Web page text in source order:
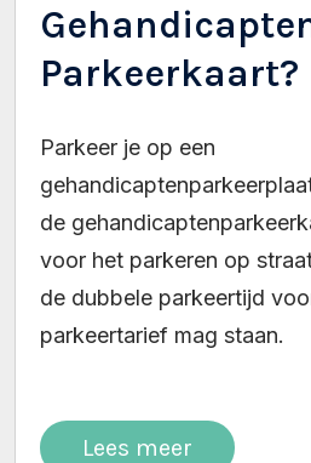
Parkeerkaart?
Parkeer je op een
de
voor het parkeren op
de dubbele parkeertijd
parkeertarief mag staan.
Lees meer